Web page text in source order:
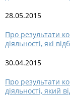
28.05.2015
Про результати
діяльності, які
30.04.2015
Про результати
діяльності, який